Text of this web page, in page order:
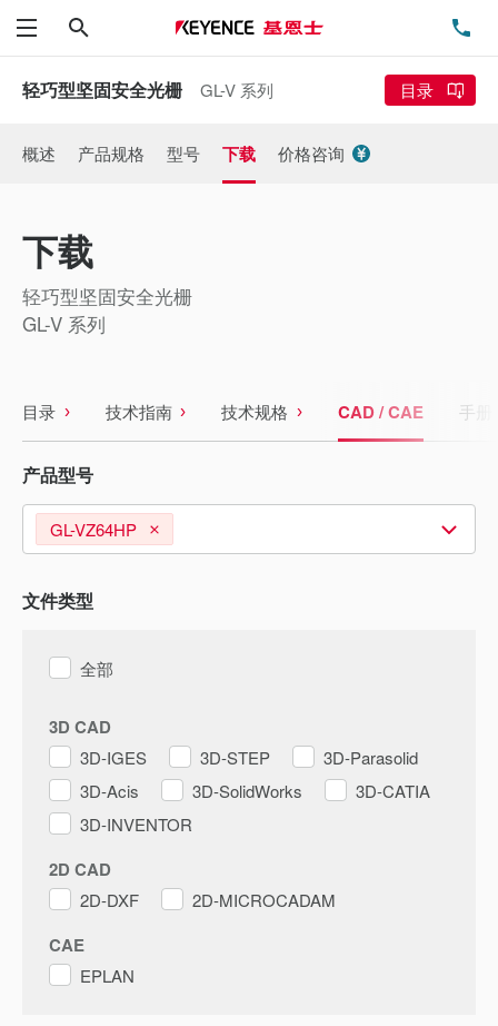
菜单
轻巧型坚固安全光栅 GL-V 系列 目录
概述 产品规格 型号 下载 价格咨询
下载
轻巧型坚固安全光栅
GL-V 系列
目录 技术指南 技术规格 CAD / CAE 手册
产品型号
GL-VZ64HP
文件类型
全部
3D CAD
3D-IGES 3D-STEP
3D-Parasolid
3D-Acis
3D-SolidWorks
3D-CATIA
3D-INVENTOR
2D CAD
2D-DXF 2D-MICROCADAM
CAE
EPLAN